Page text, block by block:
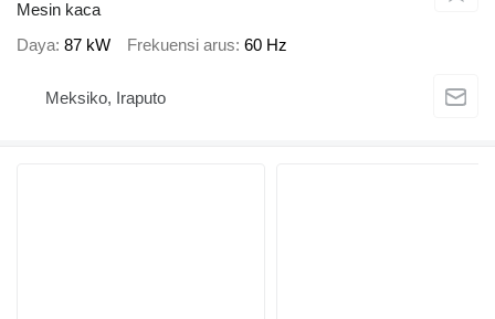
Mesin kaca
Daya 87 kW Frekuensi arus 60 Hz
Meksiko, Iraputo